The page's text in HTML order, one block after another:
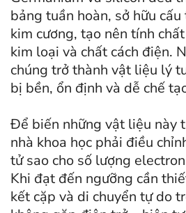
bảng tuần hoàn, sở hữu
kim cương, tạo nên tính
kim loại và chất cách điện.
chúng trở thành vật liệu lý
bị bền, ổn định và dễ chế
Để biến những vật liệu này
nhà khoa học phải điều
tử sao cho số lượng
Khi đạt đến ngưỡng cần
kết cặp và di chuyển tự do